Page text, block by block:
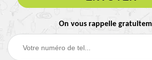
On vous rappelle